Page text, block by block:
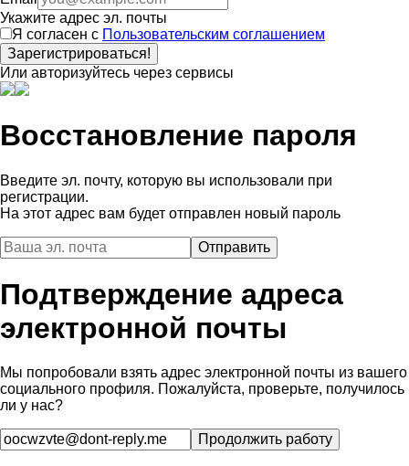
Укажите адрес эл. почты
Я согласен с Пользовательским соглашением
Зарегистрироваться!
Или авторизуйтесь через сервисы
Восстановление пароля
Введите эл. почту, которую вы использовали при
регистрации.
На этот адрес вам будет отправлен новый пароль
Подтверждение адреса
электронной почты
Мы попробовали взять адрес электронной почты из вашего
социального профиля. Пожалуйста, проверьте, получилось
ли у нас?